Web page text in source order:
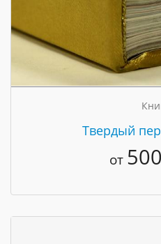
Твердый
от 500